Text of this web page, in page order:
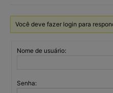
Você deve fazer login para
Nome de usuário:
Senha: